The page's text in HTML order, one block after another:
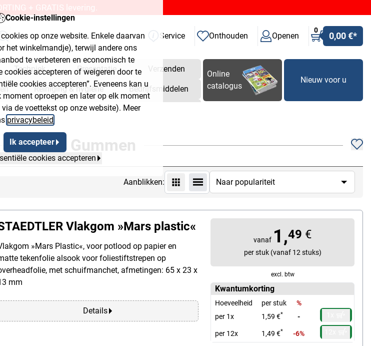
Cookie-instellingen
op onze website. Enkele daarvan
het winkelmandje), terwijl andere ons
te verbeteren en economisch te
cookies accepteren of weigeren door te
cookies accepteren”. Eveneens kan u
oproepen en later op elk moment
de voettekst op onze website). Meer
privacybeleid
Ik accepteer
cookies accepteren
+ GRATIS levering.
Service Onthouden Openen
0
0,00 €*
Techniek Presentatie Verzenden
Reiniging & hygiëne Bedrijfsmiddelen
Online
catalogus
Nieuw voor u
Gummen
Aanblikken:
Vlakgom »Mars plastic«
»Mars Plastic«, voor potlood op papier en
tekenfolie alsook voor foliestiftstrepen op
met schuifmanchet, afmetingen: 65 x 23 x
mm
Details
vanaf 1,49 €
per stuk (vanaf 12 stuks)
excl. btw
Kwantumkorting
Hoeveelheid per stuk
%
per 1x
1,59 €* -
per 12x 1,49 €* -6%